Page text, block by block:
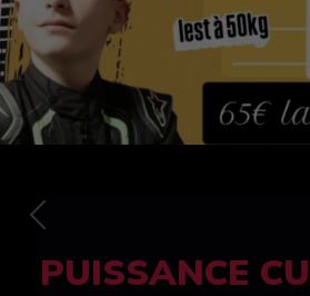
FELINE CUP
Previous